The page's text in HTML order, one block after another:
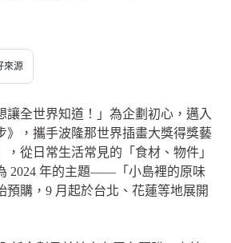
來源
讓全世界知道！」為企劃初心，邁入
》，攜手波隆那世界插畫大獎得獎藝
，從日常生活常見的「食材、物件」
2024 年的主題——「小島裡的原味
預購，9 月起於台北、花蓮等地展開